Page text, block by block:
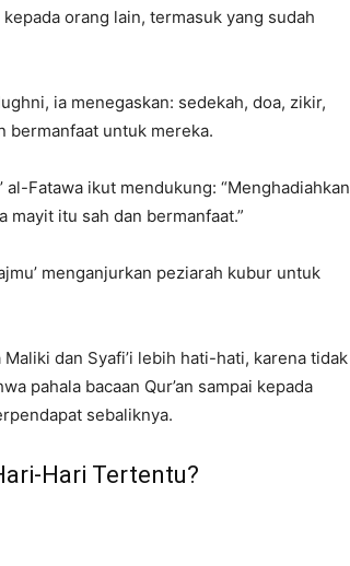
orang lain, termasuk yang sudah
ia menegaskan: sedekah, doa, zikir,
bermanfaat untuk mereka.
Fatawa ikut mendukung: “Menghadiahkan
mayit itu sah dan bermanfaat.”
menganjurkan peziarah kubur untuk
dan Syafi’i lebih hati-hati, karena tidak
pahala bacaan Qur’an sampai kepada
sebaliknya.
Hari Tertentu?